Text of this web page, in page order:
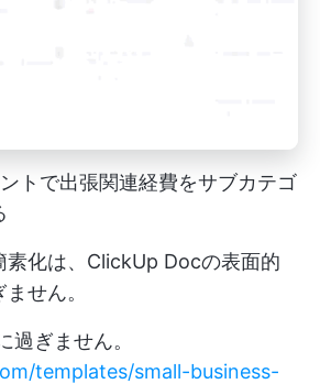
トで出張関連経費をサブカテゴ
素化は、ClickUp Docの表面的
せん。
過ぎません。
templates/small-business-